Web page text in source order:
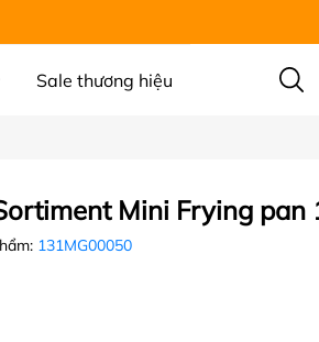
Sale thương hiệu
Mini Frying pan
131MG00050